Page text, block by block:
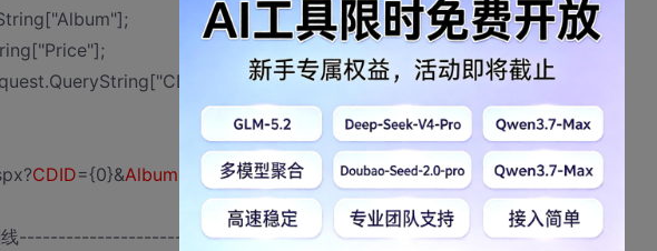
///有些有可能用不到
CDID={0}&Album ={1}&Price={2}"
------------------------------------